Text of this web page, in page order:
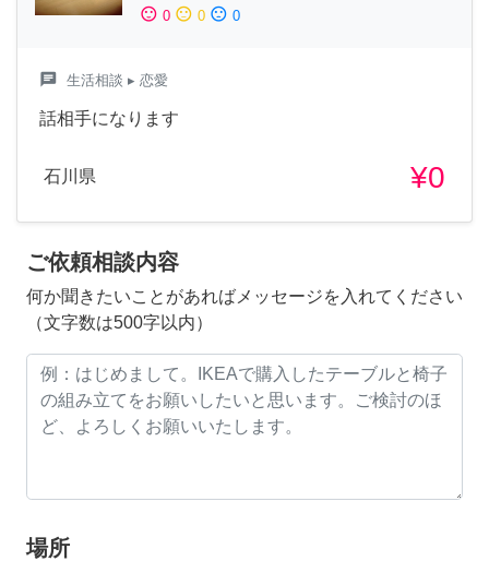
sentiment_satisfied 0 sentiment_neutral 0 sentiment_dissatisfied 0
chat 生活相談 ▸ 恋愛
話相手になります
石川県 ¥0
ご依頼相談内容
何か聞きたいことがあればメッセージを入れてください
（文字数は500字以内）
場所